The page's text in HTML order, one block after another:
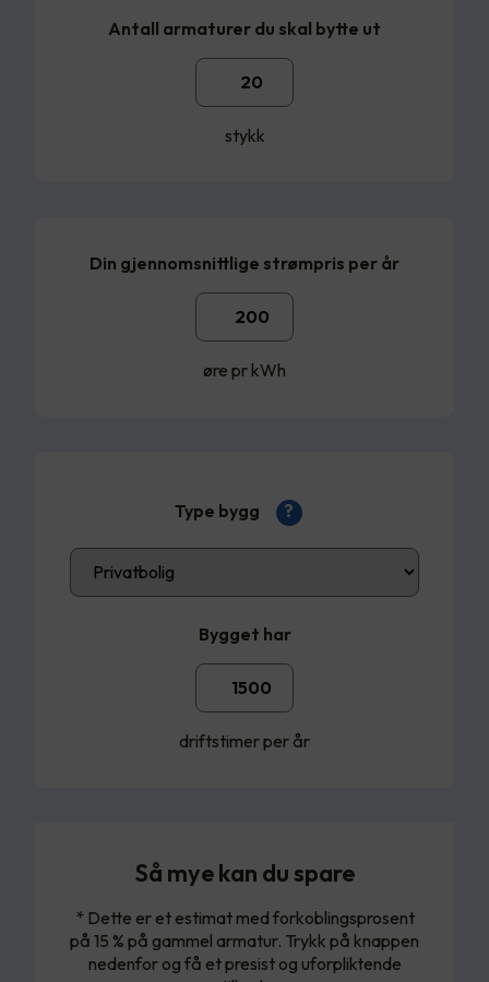
Antall armaturer du skal bytte ut
stykk
Din gjennomsnittlige strømpris per år
øre pr kWh
Type bygg ?
Bygget har
driftstimer per år
Så mye kan du spare
* Dette er et estimat med forkoblingsprosent
på 15 % på gammel armatur. Trykk på knappen
nedenfor og få et presist og uforpliktende